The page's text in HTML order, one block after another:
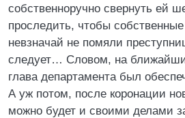
собственноручно свернуть ей
проследить, чтобы собственные
невзначай не помяли
следует… Словом, на
глава департамента был
А уж потом, после коронации
можно будет и своими делами